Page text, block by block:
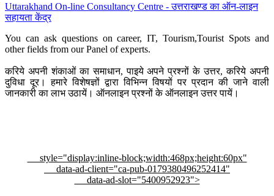
Uttarakhand On-line Consultancy Centre - उत्तराखण्ड का ऑन-लाइन
सहायता केंद्र
You can ask questions on career, IT, Tourism,Tourist Spots and
other fields from our Panel of experts.
करिये अपनी शंकाओं का समाधान, पाइये अपने प्रश्नों के उत्तर, करिये अपनी
दुविधा दूर। हमारे विशेषज्ञों द्वारा विभिन्न विषयों पर प्रदान की जाने वाली
जानकारी का लाभ उठायें। ऑनलाइन प्रश्नों के ऑनलाइन उत्तर पायें।
style="display:inline-block;width:468px;height:60px"
data-ad-client="ca-pub-0179380496252414"
data-ad-slot="5400952923">